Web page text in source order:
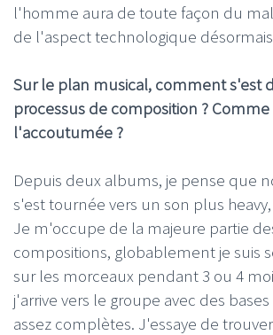
l'homme aura de toute façon du
de l'aspect technologique
Sur le plan musical, comment s'est
processus de composition ? Comme
l'accoutumée ?
Depuis deux albums, je pense que
s'est tournée vers un son plus
Je m'occupe de la majeure partie
compositions, globablement je suis
sur les morceaux pendant 3 ou 4
j'arrive vers le groupe avec des
assez complètes. J'essaye de